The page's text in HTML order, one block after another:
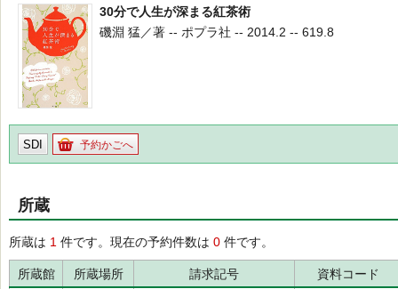
30分で人生が深まる紅茶術
磯淵 猛／著 -- ポプラ社 -- 2014.2 -- 619.8
SDI 予約かごへ
所蔵
所蔵は 1 件です。現在の予約件数は 0 件です。
所蔵館 所蔵場所 請求記号 資料コード